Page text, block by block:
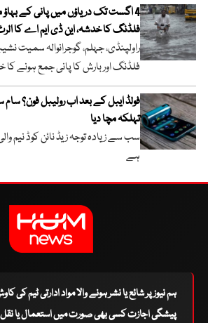
4 اگست تک دریاؤں میں پانی کے
فلڈنگ کا خدشہ، این ڈی ایم اے کا
راولپنڈی، جہلم، گوجرانوالہ سمیت
فلڈنگ اور بارش کا پانی جمع ہونے
فولڈ ایبل کے بعد اب رولیبل فون؟
تہلکہ مچا دیا
سب سے زیادہ توجہ زیڈ نائن کوڈ نیم
ہے
ہم نیوز پر شائع یا نشر ہونے والا مواد ادارتی ٹیم کی
پیشگی اجازت کسی بھی صورت میں استعمال یا نقل